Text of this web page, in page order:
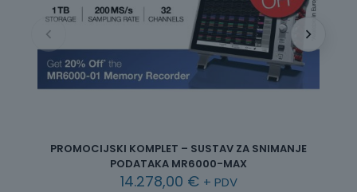
PROMOCIJSKI KOMPLET – SUSTAV ZA SNIMANJE
PODATAKA MR6000-MAX
14.278,00 € + PDV